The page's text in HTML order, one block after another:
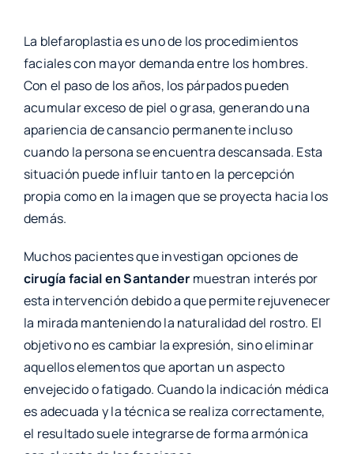
La blefaroplastia es uno de los procedimientos
faciales con mayor demanda entre los hombres.
Con el paso de los años, los párpados pueden
acumular exceso de piel o grasa, generando una
apariencia de cansancio permanente incluso
cuando la persona se encuentra descansada. Esta
situación puede influir tanto en la percepción
propia como en la imagen que se proyecta hacia los
demás.
Muchos pacientes que investigan opciones de
cirugía facial en Santander muestran interés por
esta intervención debido a que permite rejuvenecer
la mirada manteniendo la naturalidad del rostro. El
objetivo no es cambiar la expresión, sino eliminar
aquellos elementos que aportan un aspecto
envejecido o fatigado. Cuando la indicación médica
es adecuada y la técnica se realiza correctamente,
el resultado suele integrarse de forma armónica